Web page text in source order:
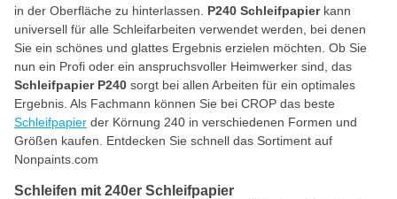
in der Oberfläche zu hinterlassen. P240 Schleifpapierkann
universell für alle Schleifarbeiten verwendet werden, bei denen
Sie ein schönes und glattes Ergebnis erzielen möchten. Ob Sie
nun ein Profi oder ein anspruchsvoller Heimwerker sind, das
Schleifpapier P240 sorgt bei allen Arbeiten für ein optimales
Ergebnis. Als Fachmann können Sie bei CROP das beste
Schleifpapier der Körnung 240 in verschiedenen Formen und
Größen kaufen. Entdecken Sie schnell das Sortiment auf
Nonpaints.com
Schleifen mit 240er Schleifpapier